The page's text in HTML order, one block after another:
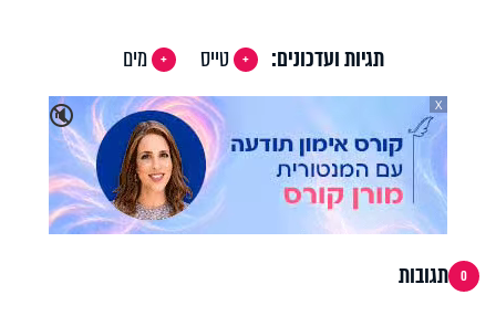
תגיות ועדכונים: טייס
מים
🔇
X
0 תגובות